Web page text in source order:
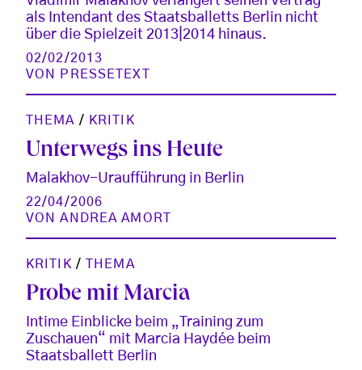
als Intendant des Staatsballetts Berlin nicht
über die Spielzeit 2013|2014 hinaus.
02/02/2013
VON
PRESSETEXT
THEMA / KRITIK
Unterwegs ins Heute
Malakhov-Uraufführung in Berlin
22/04/2006
VONANDREA AMORT
KRITIK / THEMA
Probe mit Marcia
Intime Einblicke beim „Training zum
Zuschauen“ mit Marcia Haydée beim
Staatsballett Berlin